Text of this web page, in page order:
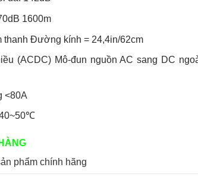
1600m
thanh Đường kính = 24,4in/62cm
(ACDC) Mô-đun nguồn AC sang DC
<80A
40~50℃
phẩm chính hãng